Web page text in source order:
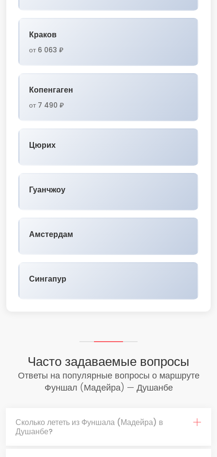
Краков
от 6 063 ₽
Копенгаген
от 7 490 ₽
Цюрих
Гуанчжоу
Амстердам
Сингапур
Часто задаваемые вопросы
Ответы на популярные вопросы о маршруте
Фуншал (Мадейра) — Душанбе
Сколько лететь из Фуншала (Мадейра) в
Душанбе?